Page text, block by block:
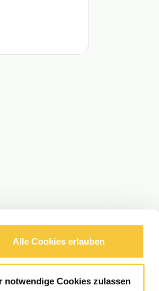
Alle Cookies erlauben
notwendige Cookies zulassen